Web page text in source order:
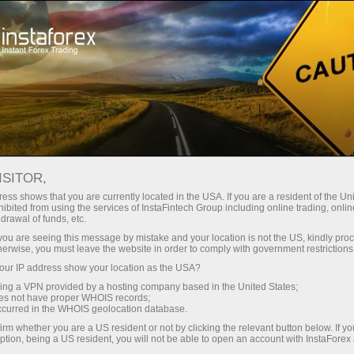
Трейдерам Форекс аналитика
Форекс-oбзоры
АНАЛИТИЧЕСКИЕ ОБЗОРЫ
ФОРЕКС
Открыть торговый счет
Открыть демосчет
shows that you are currently located in the USA. If you are a resident of the
from using the services of InstaFintech Group including online trading,
of funds, etc.
are seeing this message by mistake and your location is not the US, kindly
you must leave the website in order to comply with government
IP address show your location as the USA?
a VPN provided by a hosting company based in the United States;
not have proper WHOIS records;
in the WHOIS geolocation database.
whether you are a US resident or not by clicking the relevant button below. If
being a US resident, you will not be able to open an account with InstaForex